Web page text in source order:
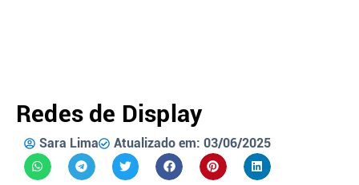
Redes de Display
Sara Lima Atualizado em: 03/06/2025